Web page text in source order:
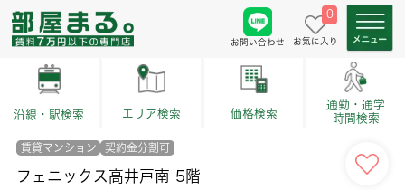
お問い合わせ
0
お気に入り
沿線・駅検索 エリア検索 価格検索
通勤・通学
時間検索
賃貸マンション 契約金分割可
フェニックス高井戸南 5階